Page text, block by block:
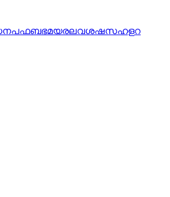
നപഫബഭമയരലവശഷസഹളറ